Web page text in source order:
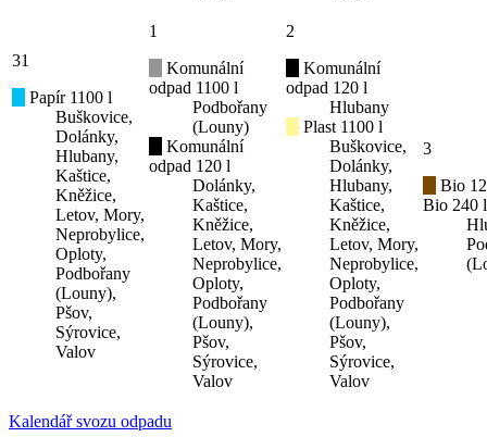
31
Papír 1100 l
Buškovice,
Dolánky,
Hlubany,
Kaštice,
Kněžice,
Letov, Mory,
Neprobylice,
Oploty,
Podbořany
(Louny),
Pšov,
Sýrovice,
Valov
1
Komunální
odpad 1100 l
Podbořany
(Louny)
Komunální
odpad 120 l
Dolánky,
Kaštice,
Kněžice,
Letov, Mory,
Neprobylice,
Oploty,
Podbořany
(Louny),
Pšov,
Sýrovice,
Valov
2
Komunální
odpad 120 l
Hlubany
Plast 1100 l
Buškovice,
Dolánky,
Hlubany,
Kaštice,
Kněžice,
Letov, Mory,
Neprobylice,
Oploty,
Podbořany
(Louny),
Pšov,
Sýrovice,
Valov
3
Bio
Bio 240 l
Kalendář svozu odpadu